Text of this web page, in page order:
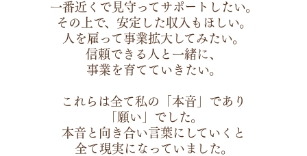
一番近くで見守ってサポートしたい。
その上で、安定した収入もほしい。
人を雇って事業拡大してみたい。
信頼できる人と一緒に、
事業を育てていきたい。
これらは全て私の「本音」であり
「願い」でした。
本音と向き合い言葉にしていくと
全て現実になっていました。